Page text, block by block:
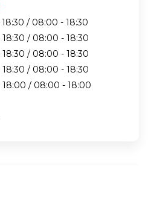
/ 08:00 - 18:30
/ 08:00 - 18:30
/ 08:00 - 18:30
/ 08:00 - 18:30
/ 08:00 - 18:00